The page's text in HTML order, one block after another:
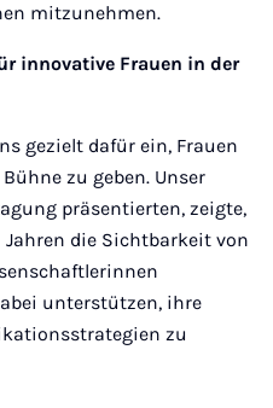
mitzunehmen.
innovative Frauen in der
gezielt dafür ein, Frauen
zu geben. Unser
präsentierten, zeigte,
die Sichtbarkeit von
unterstützen, ihre
zu